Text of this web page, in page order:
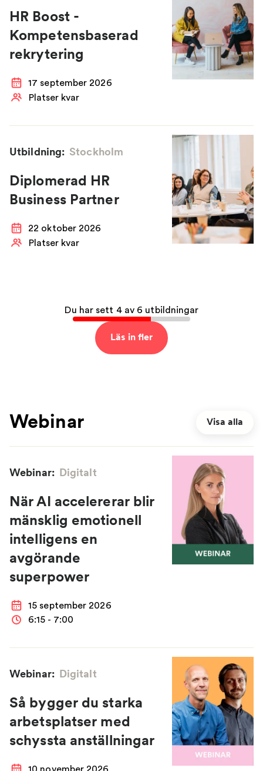
HR Boost -
Kompetensbaserad
rekrytering
17 september 2026
Platser kvar
Utbildning: Stockholm
Diplomerad HR
Business Partner
22 oktober 2026
Platser kvar
Du har sett 4 av 6 utbildningar
Läs in fler
Webinar Visa alla
Webinar: Digitalt
När AI accelererar blir
mänsklig emotionell
intelligens en
avgörande
superpower
15 september 2026
6:15 - 7:00
Webinar: Digitalt
Så bygger du starka
arbetsplatser med
schyssta anställningar
10 november 2026